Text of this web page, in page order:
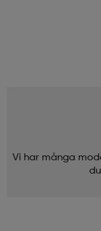
Vi har många